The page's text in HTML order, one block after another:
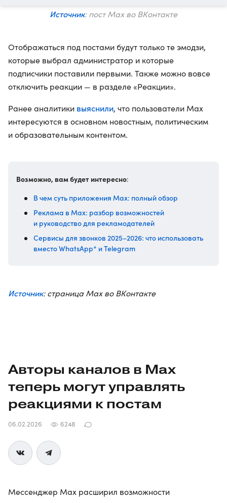
Источник: пост Max во ВКонтакте
Отображаться под постами будут только те эмодзи,
которые выбрал администратор и которые
подписчики поставили первыми. Также можно вовсе
отключить реакции — в разделе «Реакции».
Ранее аналитики выяснили, что пользователи Max
интересуются в основном новостным, политическим
и образовательным контентом.
Возможно, вам будет интересно:
В чем суть приложения Max: полный обзор
Реклама в Max: разбор возможностей
и руководство для рекламодателей
Сервисы для звонков 2025–2026: что использовать
вместо WhatsApp* и Telegram
Источник: страница Max во ВКонтакте
Авторы каналов в Max
теперь могут управлять
реакциями к постам
06.02.2026 6248
Мессенджер Max расширил возможности